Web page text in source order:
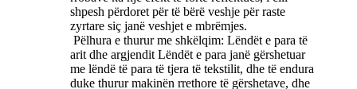
shpesh përdoret për të bërë veshje për raste
zyrtare siç janë veshjet e mbrëmjes.
‌ Pëlhura e thurur me shkëlqim: Lëndët e para të
arit dhe argjendit Lëndët e para janë gërshetuar
me lëndë të para të tjera të tekstilit, dhe të endura
duke thurur makinën rrethore të gërshetave, dhe